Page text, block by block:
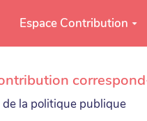
Espace Contribution
la politique publique